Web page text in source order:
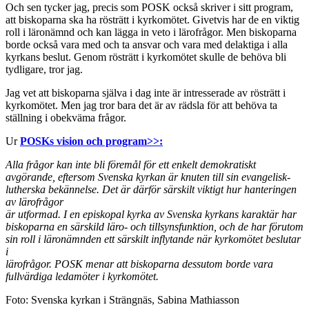
Och sen tycker jag, precis som POSK också skriver i sitt program,
att biskoparna ska ha rösträtt i kyrkomötet. Givetvis har de en viktig
roll i läronämnd och kan lägga in veto i lärofrågor. Men biskoparna
borde också vara med och ta ansvar och vara med delaktiga i alla
kyrkans beslut. Genom rösträtt i kyrkomötet skulle de behöva bli
tydligare, tror jag.
Jag vet att biskoparna själva i dag inte är intresserade av rösträtt i
kyrkomötet. Men jag tror bara det är av rädsla för att behöva ta
ställning i obekväma frågor.
UrPOSKs vision och program>>:
Alla frågor kan inte bli föremål för ett enkelt demokratiskt
avgörande, eftersom Svenska kyrkan är knuten till sin evangelisk-
lutherska bekännelse. Det är därför särskilt viktigt hur hanteringen
av lärofrågor
är utformad. I en episkopal kyrka av Svenska kyrkans karaktär har
biskoparna en särskild läro- och tillsynsfunktion, och de har förutom
sin roll i läronämnden ett särskilt inflytande när kyrkomötet beslutar
i
lärofrågor. POSK menar att biskoparna dessutom borde vara
fullvärdiga ledamöter i kyrkomötet.
Foto: Svenska kyrkan i Strängnäs, Sabina Mathiasson